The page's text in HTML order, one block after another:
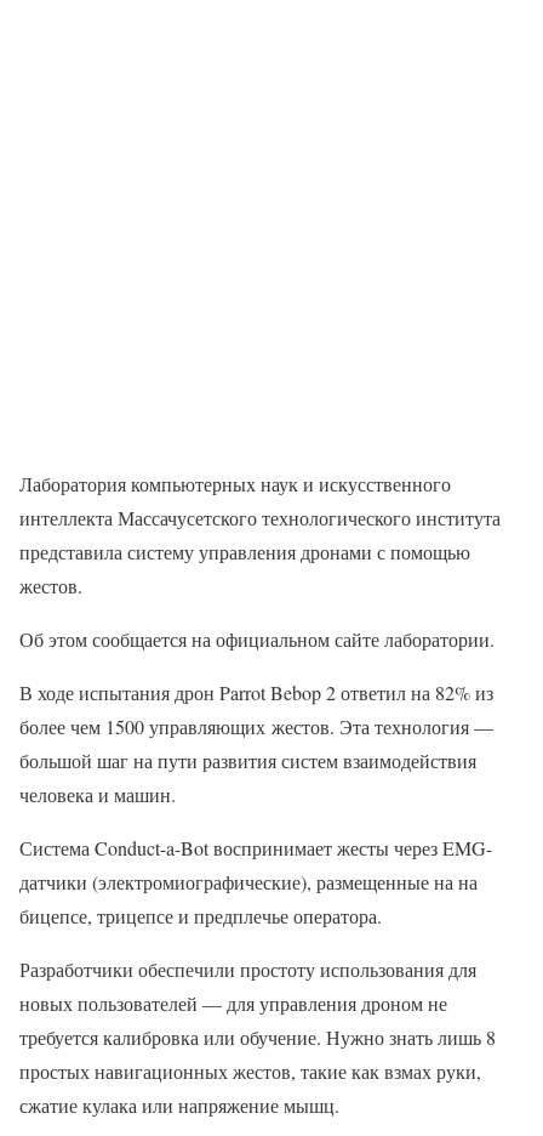
Лаборатория компьютерных наук и искусственного
интеллекта Массачусетского технологического института
представила систему управления дронами с помощью
жестов.
Об этом сообщается на официальном сайте лаборатории.
В ходе испытания дрон Parrot Bebop 2 ответил на 82% из
более чем 1500 управляющих жестов. Эта технология —
большой шаг на пути развития систем взаимодействия
человека и машин.
Система Conduct-a-Bot воспринимает жесты через EMG-
датчики (электромиографические), размещенные на на
бицепсе, трицепсе и предплечье оператора.
Разработчики обеспечили простоту использования для
новых пользователей — для управления дроном не
требуется калибровка или обучение. Нужно знать лишь 8
простых навигационных жестов, такие как взмах руки,
сжатие кулака или напряжение мышц.